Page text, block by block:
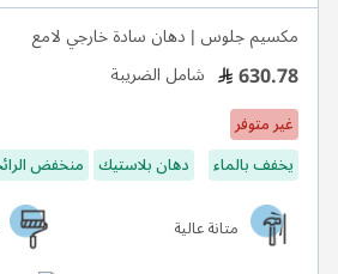
مكسيم جلوس | دهان سادة خارجي لامع
630.78 شامل الضريبة
غير متوفر
يخفف بالماء
دهان بلاستيك منخفض
متانة عالية